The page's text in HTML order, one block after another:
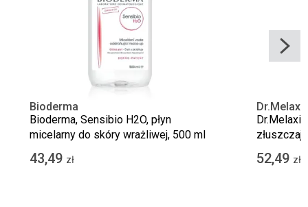
Bioderma
Bioderma, Sensibio H2O, płyn
micelarny do skóry wrażliwej, 500 ml
43,49 zł
czarnego
52,49 zł